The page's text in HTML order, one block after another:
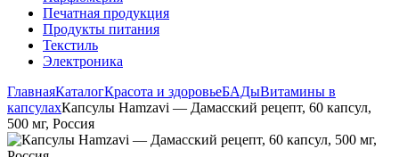
Печатная продукция
Продукты питания
Текстиль
Электроника
ГлавнаяКаталогКрасота и здоровьеБАДыВитамины в
капсулахКапсулы Hamzavi — Дамасский рецепт, 60 капсул,
500 мг, Россия